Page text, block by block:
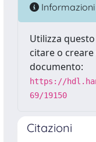
Informazioni
Utilizza
citare o
documento:
https://
69/19150
Citazioni